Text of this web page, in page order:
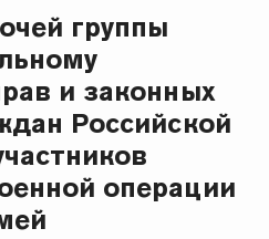
группы
и законных
Российской
операции